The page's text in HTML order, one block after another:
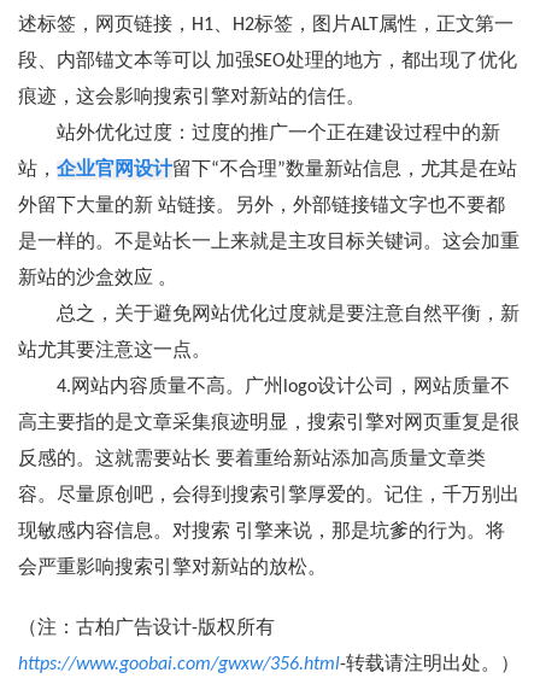
述标签，网页链接，H1、H2标签，图片ALT属性，正文第一
段、内部锚文本等可以 加强SEO处理的地方，都出现了优化
痕迹，这会影响搜索引擎对新站的信任。
站外优化过度：过度的推广一个正在建设过程中的新
站， 企业官网设计留下“不合理”数量新站信息，尤其是在站
外留下大量的新 站链接。另外，外部链接锚文字也不要都
是一样的。不是站长一上来就是主攻目标关键词。这会加重
新站的沙盒效应 。
总之，关于避免网站优化过度就是要注意自然平衡，新
站尤其要注意这一点。
4.网站内容质量不高。广州logo设计公司，网站质量不
高主要指的是文章采集痕迹明显，搜索引擎对网页重复是很
反感的。这就需要站长 要着重给新站添加高质量文章类
容。尽量原创吧，会得到搜索引擎厚爱的。记住，千万别出
现敏感内容信息。对搜索 引擎来说，那是坑爹的行为。将
会严重影响搜索引擎对新站的放松。
（注：古柏广告设计-版权所有
https://www.goobai.com/gwxw/356.html-转载请注明出处。）